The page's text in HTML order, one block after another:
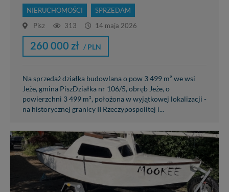
NIERUCHOMOŚCI
SPRZEDAM
Pisz
313 14 maja 2026
260 000 zł / PLN
Na sprzedaż działka budowlana o pow 3 499 m² we wsi
Jeże, gmina PiszDziałka nr 106/5, obręb Jeże, o
powierzchni 3 499 m², położona w wyjątkowej lokalizacji -
na historycznej granicy II Rzeczypospolitej i...